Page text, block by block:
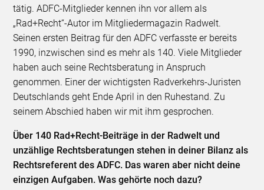
tätig. ADFC-Mitglieder kennen ihn vor allem als
„Rad+Recht“-Autor im Mitgliedermagazin Radwelt.
Seinen ersten Beitrag für den ADFC verfasste er bereits
1990, inzwischen sind es mehr als 140. Viele Mitglieder
haben auch seine Rechtsberatung in Anspruch
genommen. Einer der wichtigsten Radverkehrs-Juristen
Deutschlands geht Ende April in den Ruhestand. Zu
seinem Abschied haben wir mit ihm gesprochen.
Über 140 Rad+Recht-Beiträge in der Radwelt und
unzählige Rechtsberatungen stehen in deiner Bilanz als
Rechtsreferent des ADFC. Das waren aber nicht deine
einzigen Aufgaben. Was gehörte noch dazu?